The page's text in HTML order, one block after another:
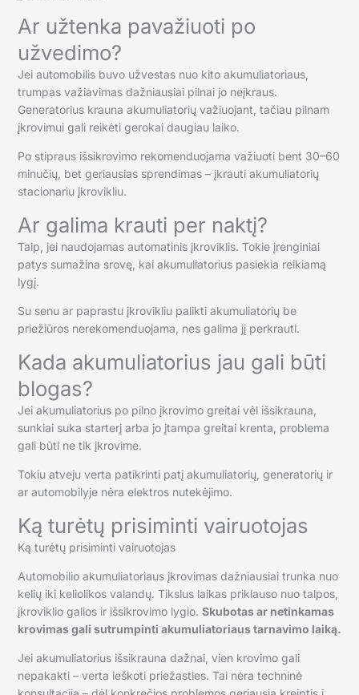
Ar užtenka pavažiuoti po
užvedimo?
Jei automobilis buvo užvestas nuo kito akumuliatoriaus,
trumpas važiavimas dažniausiai pilnai jo neįkraus.
Generatorius krauna akumuliatorių važiuojant, tačiau pilnam
įkrovimui gali reikėti gerokai daugiau laiko.
Po stipraus išsikrovimo rekomenduojama važiuoti bent 30–60
minučių, bet geriausias sprendimas – įkrauti akumuliatorių
stacionariu įkrovikliu.
Ar galima krauti per naktį?
Taip, jei naudojamas automatinis įkroviklis. Tokie įrenginiai
patys sumažina srovę, kai akumuliatorius pasiekia reikiamą
lygį.
Su senu ar paprastu įkrovikliu palikti akumuliatorių be
priežiūros nerekomenduojama, nes galima jį perkrauti.
Kada akumuliatorius jau gali būti
blogas?
Jei akumuliatorius po pilno įkrovimo greitai vėl išsikrauna,
sunkiai suka starterį arba jo įtampa greitai krenta, problema
gali būti ne tik įkrovime.
Tokiu atveju verta patikrinti patį akumuliatorių, generatorių ir
ar automobilyje nėra elektros nutekėjimo.
Ką turėtų prisiminti vairuotojas
Ką turėtų prisiminti vairuotojas
Automobilio akumuliatoriaus įkrovimas dažniausiai trunka nuo
kelių iki keliolikos valandų. Tikslus laikas priklauso nuo talpos,
įkroviklio galios ir išsikrovimo lygio. Skubotas ar netinkamas
krovimas gali sutrumpinti akumuliatoriaus tarnavimo laiką.
Jei akumuliatorius išsikrauna dažnai, vien krovimo gali
nepakakti – verta ieškoti priežasties. Tai nėra techninė